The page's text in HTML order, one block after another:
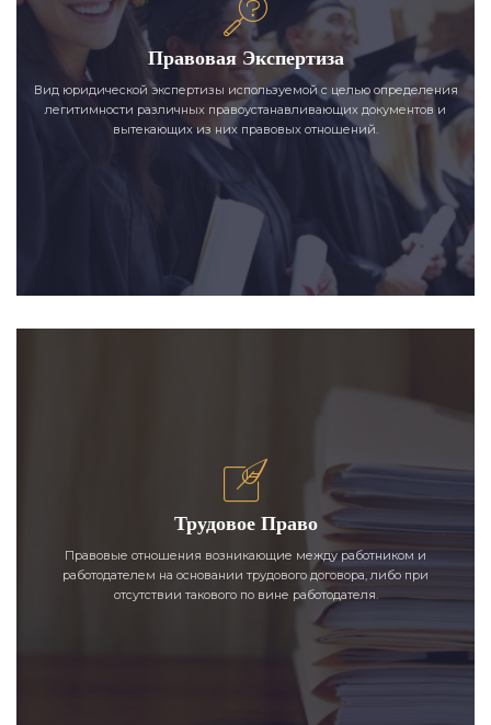
Правовая Экспертиза
Вид юридической экспертизы используемой с целью определения
легитимности различных правоустанавливающих документов и
вытекающих из них правовых отношений.
Трудовое Право
Правовые отношения возникающие между работником и
работодателем на основании трудового договора, либо при
отсутствии такового по вине работодателя.